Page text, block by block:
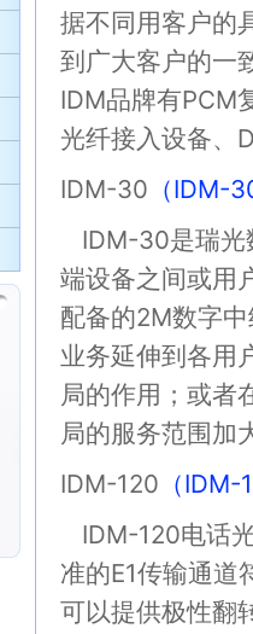
据不同用客户的
到广大客户的一
IDM品牌有PCM
光纤接入设备、
IDM-30 （IDM-
IDM-30是瑞光
端设备之间或用
配备的2M数字
业务延伸到各用
局的作用；或者
局的服务范围加
IDM-120 （
IDM-120电话
准的E1传输通道
可以提供极性翻